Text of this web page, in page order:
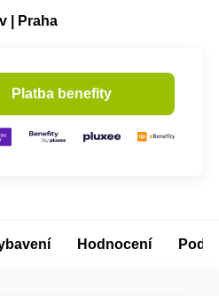
| Praha
Platba benefity
Hodnocení